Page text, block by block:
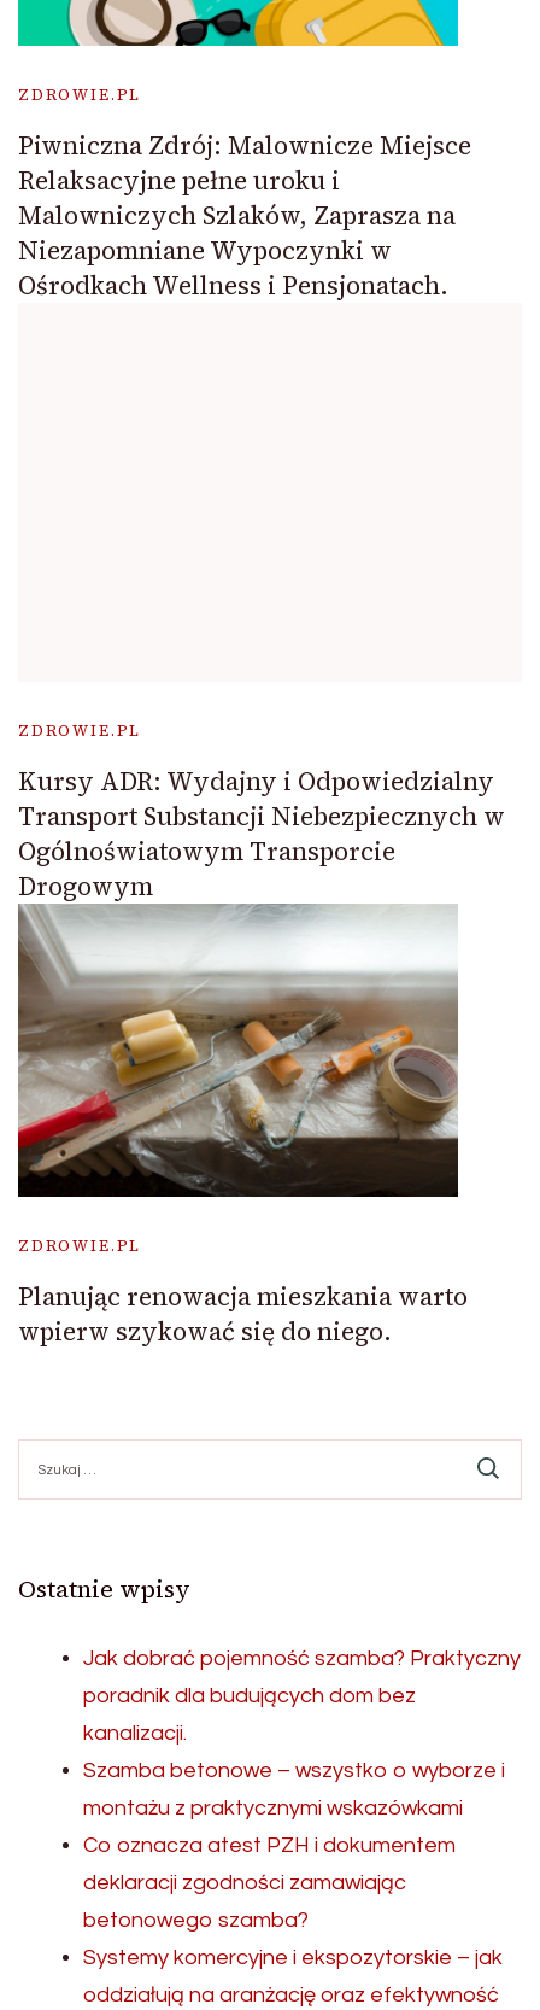
ZDROWIE.PL
Piwniczna Zdrój: Malownicze Miejsce
Relaksacyjne pełne uroku i
Malowniczych Szlaków, Zaprasza na
Niezapomniane Wypoczynki w
Ośrodkach Wellness i Pensjonatach.
ZDROWIE.PL
Kursy ADR: Wydajny i Odpowiedzialny
Transport Substancji Niebezpiecznych w
Ogólnoświatowym Transporcie
Drogowym
ZDROWIE.PL
Planując renowacja mieszkania warto
wpierw szykować się do niego.
Ostatnie wpisy
Jak dobrać pojemność szamba? Praktyczny
poradnik dla budujących dom bez
kanalizacji.
Szamba betonowe – wszystko o wyborze i
montażu z praktycznymi wskazówkami
Co oznacza atest PZH i dokumentem
deklaracji zgodności zamawiając
betonowego szamba?
Systemy komercyjne i ekspozytorskie – jak
oddziałują na aranżację oraz efektywność